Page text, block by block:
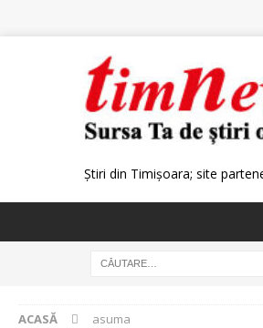
Știri din Timișoara; site
ACASĂ asuma